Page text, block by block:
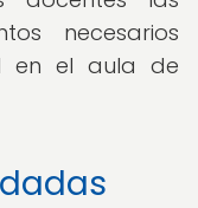
necesarios
en el aula de